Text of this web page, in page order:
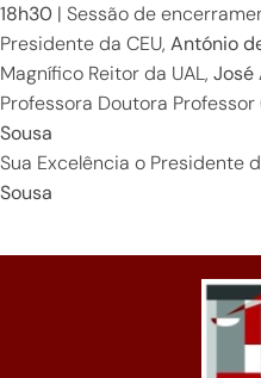
18h30 | Sessão de
Presidente da CEU, António
Magnífico Reitor da UAL, José
Professora Doutora Professor
Sousa
Sua Excelência o Presidente
Sousa